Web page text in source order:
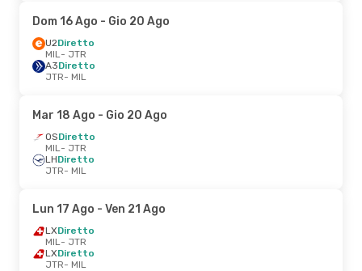
Dom 16 Ago - Gio 20 Ago
U2Diretto
MIL- JTR
A3Diretto
JTR- MIL
Mar 18 Ago - Gio 20 Ago
OSDiretto
MIL- JTR
LHDiretto
JTR- MIL
Lun 17 Ago - Ven 21 Ago
LXDiretto
MIL- JTR
LXDiretto
JTR- MIL